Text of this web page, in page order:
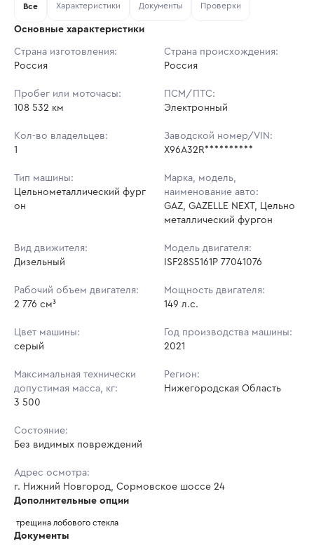
17 046 ₽
Ставок не найдено
в аукционах
Все Характеристики Документы Проверки
Основные характеристики
Страна изготовления:
Россия
Страна происхождения:
Россия
Пробег или моточасы:
108 532 км
ПСМ/ПТС:
Электронный
Кол-во владельцев:
1
Заводской номер/VIN:
X96A32R**********
Тип машины:
Цельнометаллический фург
он
Марка, модель,
наименование авто:
GAZ, GAZELLE NEXT, Цельно
металлический фургон
Вид движителя:
Дизельный
Модель двигателя:
ISF28S5161P 77041076
Рабочий объем двигателя:
2 776 см³
Мощность двигателя:
149 л.с.
Цвет машины:
серый
Год производства машины:
2021
Максимальная технически
допустимая масса, кг:
3 500
Регион:
Нижегородская Область
Состояние:
Без видимых повреждений
Адрес осмотра:
г. Нижний Новгород, Сормовское шоссе 24
Дополнительные опции
трещина лобового стекла
Документы